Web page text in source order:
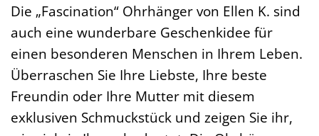
Die „Fascination“ Ohrhänger von Ellen K. sind
auch eine wunderbare Geschenkidee für
einen besonderen Menschen in Ihrem Leben.
Überraschen Sie Ihre Liebste, Ihre beste
Freundin oder Ihre Mutter mit diesem
exklusiven Schmuckstück und zeigen Sie ihr,